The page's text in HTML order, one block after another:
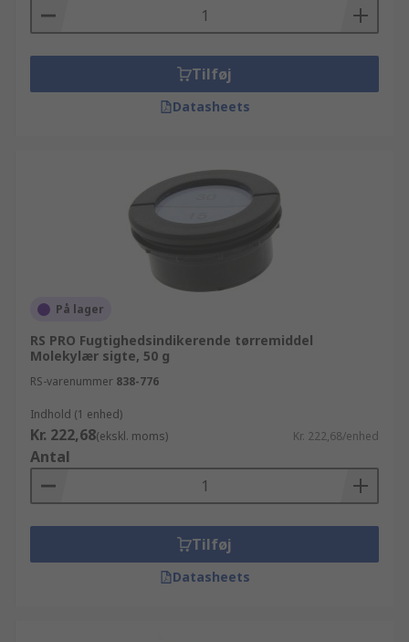
Tilføj
Datasheets
På lager
RS PRO Fugtighedsindikerende tørremiddel
Molekylær sigte, 50 g
RS-varenummer 838-776
Indhold (1 enhed)
Kr. 222,68(ekskl. moms) Kr. 222,68/enhed
Antal
Tilføj
Datasheets